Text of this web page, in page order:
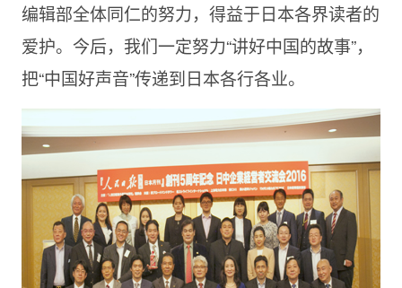
编辑部全体同仁的努力，得益于日本各界读者的
爱护。今后，我们一定努力“讲好中国的故事”，
把“中国好声音”传递到日本各行各业。